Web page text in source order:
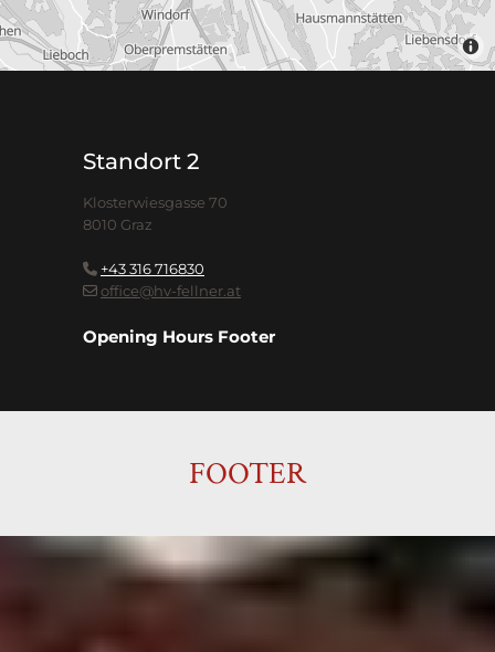
Standort 2
Klosterwiesgasse 70
8010 Graz
 +43 316 716830
 office@hv-fellner.at
Opening Hours Footer
FOOTER